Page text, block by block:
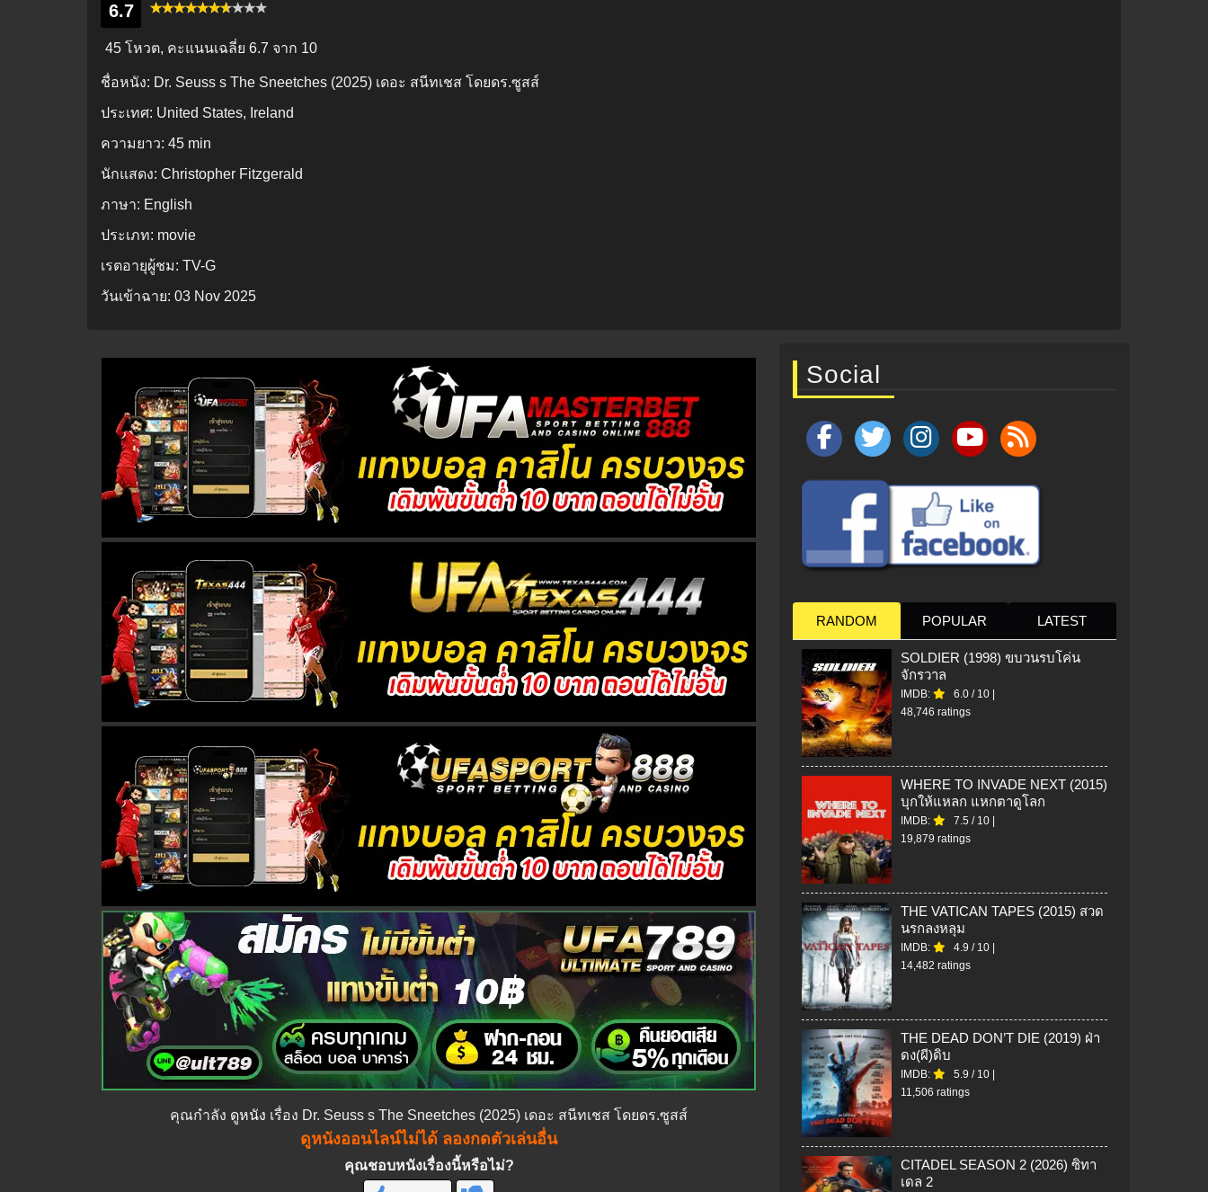
6.7
45 โหวต, คะแนนเฉลี่ย 6.7 จาก 10
ชื่อหนัง: Dr. Seuss s The Sneetches (2025) เดอะ สนีทเชส โดยดร.ซูสส์
ประเทศ: United States, Ireland
ความยาว: 45 min
นักแสดง: Christopher Fitzgerald
ภาษา: English
ประเภท: movie
เรตอายุผู้ชม: TV-G
วันเข้าฉาย: 03 Nov 2025
คุณกำลัง ดูหนัง เรื่อง Dr. Seuss s The Sneetches (2025) เดอะ สนีทเชส โดยดร.ซูสส์
ดูหนังออนไลน์ไม่ได้ ลองกดตัวเล่นอื่น
คุณชอบหนังเรื่องนี้หรือไม่?
Social
RANDOM POPULAR LATEST
SOLDIER (1998) ขบวนรบโค่น
จักรวาล
IMDB: 6.0 / 10
48,746 ratings
WHERE TO INVADE NEXT (2015)
บุกให้แหลก แหกตาดูโลก
IMDB: 7.5 / 10
19,879 ratings
THE VATICAN TAPES (2015) สวด
นรกลงหลุม
IMDB: 4.9 / 10
14,482 ratings
THE DEAD DON’T DIE (2019) ฝ่า
ดง(ผี)ดิบ
IMDB: 5.9 / 10
11,506 ratings
CITADEL SEASON 2 (2026) ซิทา
เดล 2